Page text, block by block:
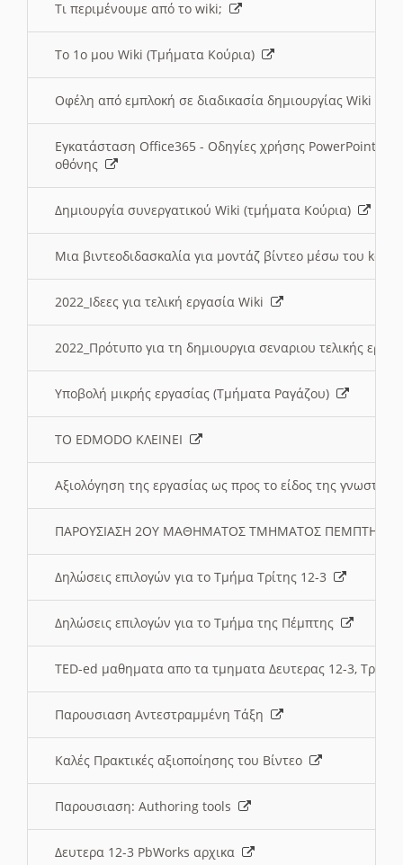
Τι περιμένουμε από το wiki;
Το 1ο μου Wiki (Τμήματα Κούρια)
Οφέλη από εμπλοκή σε διαδικασία δημιουργίας Wiki
Εγκατάσταση Office365 - Οδηγίες χρήσης PowerPoint
οθόνης
Δημιουργία συνεργατικού Wiki (τμήματα Κούρια)
Μια βιντεοδιδασκαλία για μοντάζ βίντεο μέσω του
2022_Ιδεες για τελική εργασία Wiki
2022_Πρότυπο για τη δημιουργια σεναριου τελικής
Υποβολή μικρής εργασίας (Τμήματα Ραγάζου)
ΤΟ EDMODO ΚΛΕΙΝΕΙ
Αξιολόγηση της εργασίας ως προς το είδος της
ΠΑΡΟΥΣΙΑΣΗ 2ΟΥ ΜΑΘΗΜΑΤΟΣ ΤΜΗΜΑΤΟΣ
Δηλώσεις επιλογών για το Τμήμα Τρίτης 12-3
Δηλώσεις επιλογών για το Τμήμα της Πέμπτης
TED-ed μαθηματα απο τα τμηματα Δευτερας 12-3,
Παρουσιαση Αντεστραμμένη Τάξη
Καλές Πρακτικές αξιοποίησης του Βίντεο
Παρουσιαση: Authoring tools
Δευτερα 12-3 PbWorks αρχικα